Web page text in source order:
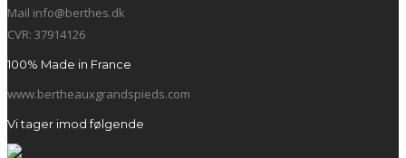
Mail info@berthes.dk
CVR: 37914126
100% Made in France
www.bertheauxgrandspieds.com
Vi tager imod følgende